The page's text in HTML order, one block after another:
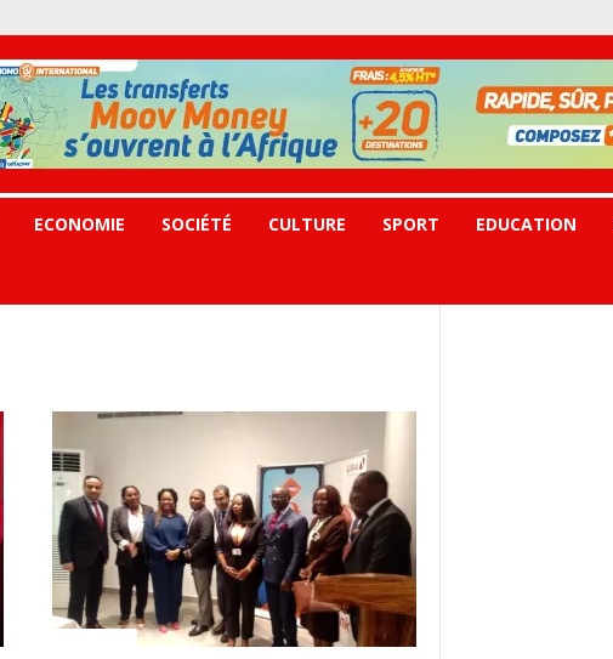
ECONOMIE SOCIÉTÉ CULTURE SPORT EDUCATION